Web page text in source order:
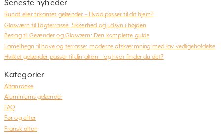
Seneste nyheder
Rundt eller firkantet gelænder – Hvad passer til dit hjem?
Glasværn til Tagterrasse: Sikkerhed og udsyn i højden
Beslag til Gelænder og Glasværn: Den komplette guide
Lamelhegn til have og terrasse: moderne afskærmning med lav vedligeholdelse
Hvilket gelænder passer til din altan – og hvor finder du det?
Kategorier
Altanräcke
Aluminiums gelænder
FAQ
Før og efter
Fransk altan